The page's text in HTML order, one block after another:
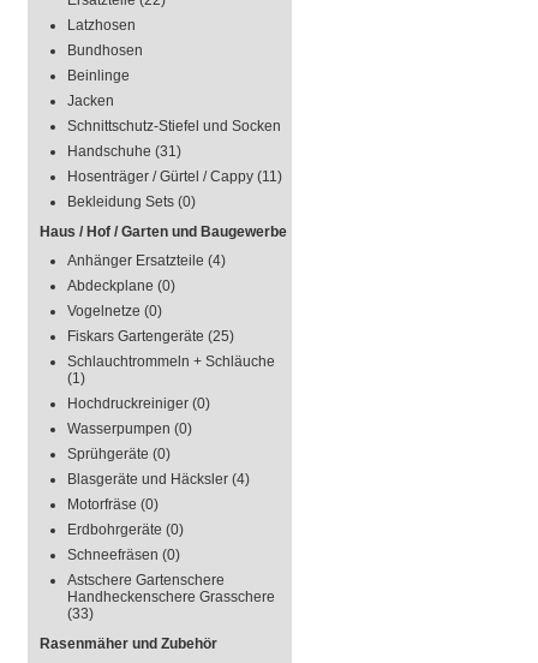
Latzhosen
Bundhosen
Beinlinge
Jacken
Schnittschutz-Stiefel und Socken
Handschuhe (31)
Hosenträger / Gürtel / Cappy (11)
Bekleidung Sets (0)
Haus / Hof / Garten und Baugewerbe
Anhänger Ersatzteile (4)
Abdeckplane (0)
Vogelnetze (0)
Fiskars Gartengeräte (25)
Schlauchtrommeln + Schläuche
(1)
Hochdruckreiniger (0)
Wasserpumpen (0)
Sprühgeräte (0)
Blasgeräte und Häcksler (4)
Motorfräse (0)
Erdbohrgeräte (0)
Schneefräsen (0)
Astschere Gartenschere
Handheckenschere Grasschere
(33)
Rasenmäher und Zubehör